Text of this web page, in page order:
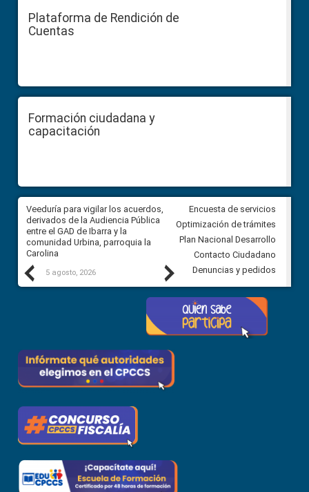
Plataforma de Rendición de
Cuentas
Formación ciudadana y
capacitación
Previous
Veeduría para vigilar los acuerdos,
derivados de la Audiencia Pública
entre el GAD de Ibarra y la
comunidad Urbina, parroquia la
Carolina
5 agosto, 2026
CPCCS convoca a Veeduría
Ciudadana para vigilar el
5 agosto, 2026
Next
Encuesta de servicios
Optimización de trámites
Plan Nacional Desarrollo
Contacto Ciudadano
Denuncias y pedidos